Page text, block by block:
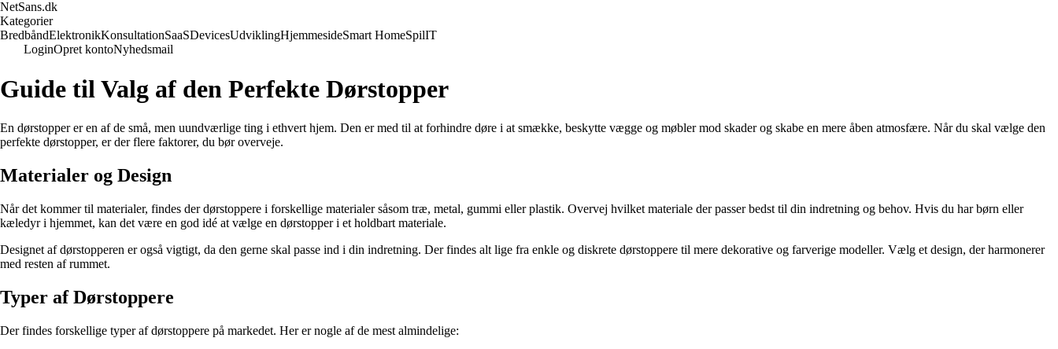
NetSans.dk
Kategorier
BredbåndElektronikKonsultationSaaSDevicesUdviklingHjemmesideSmart HomeSpilIT
LoginOpret kontoNyhedsmail
Guide til Valg af den Perfekte Dørstopper
En dørstopper er en af de små, men uundværlige ting i ethvert hjem. Den er med til at forhindre døre i at smække, beskytte vægge og møbler mod skader og skabe en mere åben atmosfære. Når du skal vælge den
perfekte dørstopper, er der flere faktorer, du bør overveje.
Materialer og Design
Når det kommer til materialer, findes der dørstoppere i forskellige materialer såsom træ, metal, gummi eller plastik. Overvej hvilket materiale der passer bedst til din indretning og behov. Hvis du har børn eller
kæledyr i hjemmet, kan det være en god idé at vælge en dørstopper i et holdbart materiale.
Designet af dørstopperen er også vigtigt, da den gerne skal passe ind i din indretning. Der findes alt lige fra enkle og diskrete dørstoppere til mere dekorative og farverige modeller. Vælg et design, der harmonerer
med resten af rummet.
Typer af Dørstoppere
Der findes forskellige typer af dørstoppere på markedet. Her er nogle af de mest almindelige: